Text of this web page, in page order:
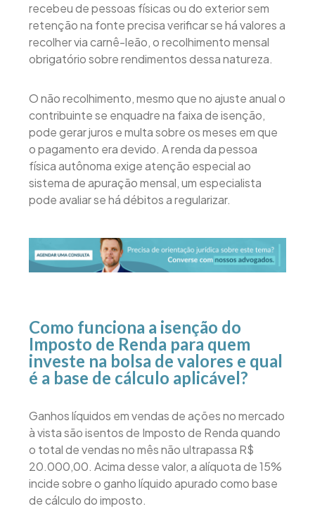
recebeu de pessoas físicas ou do exterior sem
retenção na fonte precisa verificar se há valores a
recolher via carnê-leão, o recolhimento mensal
obrigatório sobre rendimentos dessa natureza.
O não recolhimento, mesmo que no ajuste anual o
contribuinte se enquadre na faixa de isenção,
pode gerar juros e multa sobre os meses em que
o pagamento era devido. A renda da pessoa
física autônoma exige atenção especial ao
sistema de apuração mensal, um especialista
pode avaliar se há débitos a regularizar.
Como funciona a isenção do
Imposto de Renda para quem
investe na bolsa de valores e qual
é a base de cálculo aplicável?
Ganhos líquidos em vendas de ações no mercado
à vista são isentos de Imposto de Renda quando
o total de vendas no mês não ultrapassa R$
20.000,00. Acima desse valor, a alíquota de 15%
incide sobre o ganho líquido apurado como base
de cálculo do imposto.